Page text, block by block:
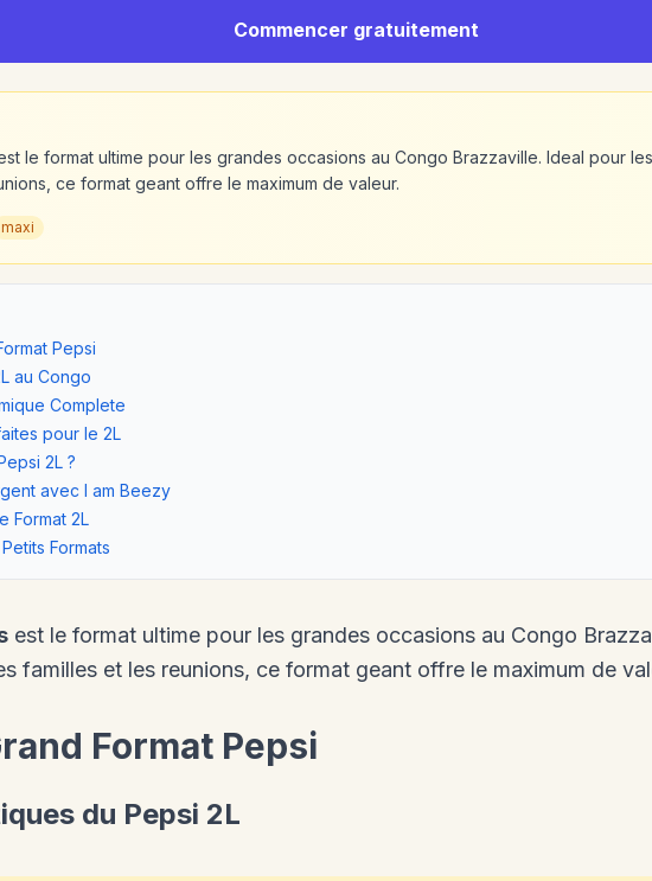
Commencer gratuitement
le format ultime pour les grandes occasions au Congo Brazzaville. Ideal pour
ce format geant offre le maximum de valeur.
maxi
Pepsi
au Congo
Complete
pour le 2L
2L ?
avec I am Beezy
Format 2L
Formats
est le format ultime pour les grandes occasions au Congo
familles et les reunions, ce format geant offre le maximum de
Format Pepsi
du Pepsi 2L